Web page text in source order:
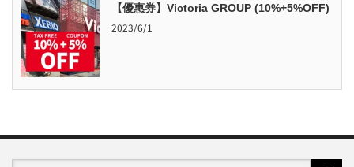
【優惠券】Victoria GROUP (10%+5%OFF)
2023/6/1